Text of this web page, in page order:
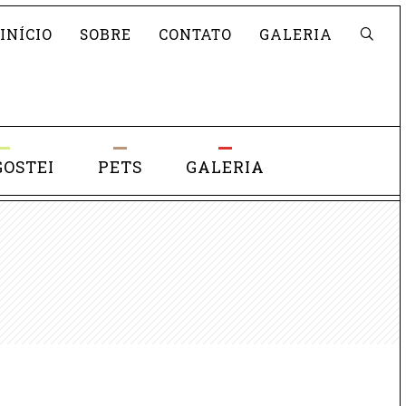
Pesquisar
INÍCIO
SOBRE CONTATO GALERIA
PETS GALERIA